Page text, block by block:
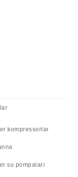
kompressorlar
su pompaları